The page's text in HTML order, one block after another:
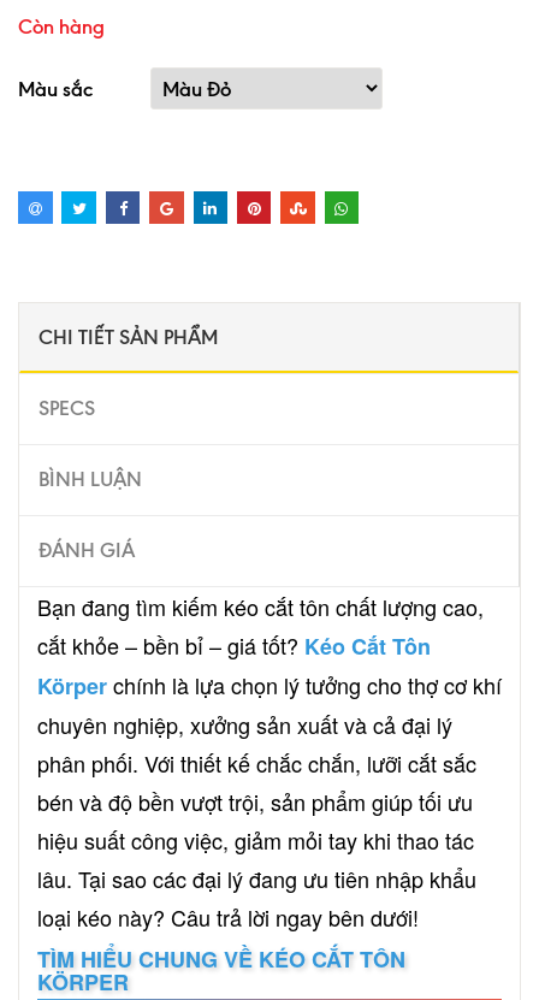
Còn hàng
Màu sắc
CHI TIẾT SẢN PHẨM
SPECS
BÌNH LUẬN
ĐÁNH GIÁ
Bạn đang tìm kiếm kéo cắt tôn chất lượng cao,
cắt khỏe – bền bỉ – giá tốt? Kéo Cắt Tôn
Körperchính là lựa chọn lý tưởng cho thợ cơ khí
chuyên nghiệp, xưởng sản xuất và cả đại lý
phân phối. Với thiết kế chắc chắn, lưỡi cắt sắc
bén và độ bền vượt trội, sản phẩm giúp tối ưu
hiệu suất công việc, giảm mỏi tay khi thao tác
lâu. Tại sao các đại lý đang ưu tiên nhập khẩu
loại kéo này? Câu trả lời ngay bên dưới!
TÌM HIỂU CHUNG VỀ KÉO CẮT TÔN
KÖRPER